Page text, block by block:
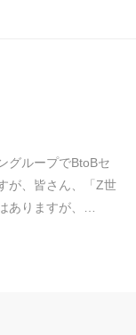
グループでBtoBセ
が、皆さん、「Z世
ありますが、…